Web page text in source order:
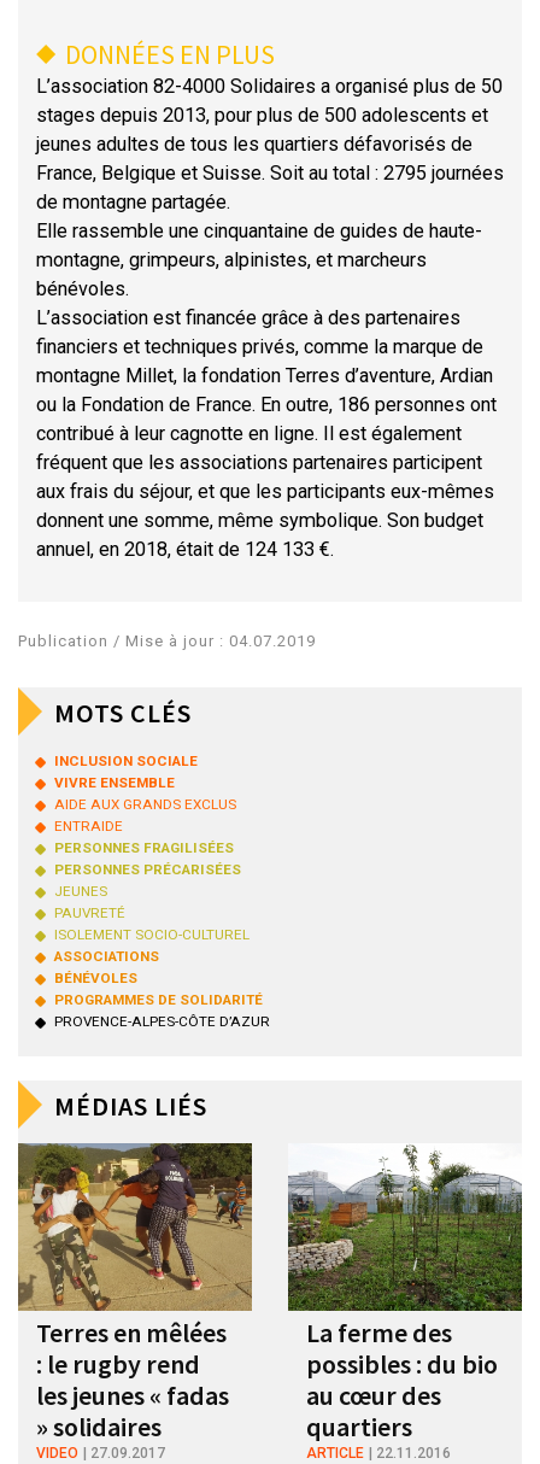
DONNÉES EN PLUS
L’association 82-4000 Solidaires a organisé plus de 50
stages depuis 2013, pour plus de 500 adolescents et
jeunes adultes de tous les quartiers défavorisés de
France, Belgique et Suisse. Soit au total : 2795 journées
de montagne partagée.
Elle rassemble une cinquantaine de guides de haute-
montagne, grimpeurs, alpinistes, et marcheurs
bénévoles.
L’association est financée grâce à des partenaires
financiers et techniques privés, comme la marque de
montagne Millet, la fondation Terres d’aventure, Ardian
ou la Fondation de France. En outre, 186 personnes ont
contribué à leur cagnotte en ligne. Il est également
fréquent que les associations partenaires participent
aux frais du séjour, et que les participants eux-mêmes
donnent une somme, même symbolique. Son budget
annuel, en 2018, était de 124 133 €.
Publication / Mise à jour : 04.07.2019
MOTS CLÉS
INCLUSION SOCIALE
VIVRE ENSEMBLE
AIDE AUX GRANDS EXCLUS
ENTRAIDE
PERSONNES FRAGILISÉES
PERSONNES PRÉCARISÉES
JEUNES
PAUVRETÉ
ISOLEMENT SOCIO-CULTUREL
ASSOCIATIONS
BÉNÉVOLES
PROGRAMMES DE SOLIDARITÉ
PROVENCE-ALPES-CÔTE D’AZUR
MÉDIAS LIÉS
Terres en mêlées
: le rugby rend
les jeunes « fadas
» solidaires
VIDEO 27.09.2017
La ferme des
possibles : du bio
au cœur des
quartiers
ARTICLE 22.11.2016